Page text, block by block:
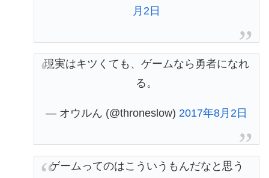
月2日
現実はキツくても、ゲームなら勇者になれ
る。
— オウルん (@throneslow) 2017年8月2日
ゲームってのはこういうもんだなと思う